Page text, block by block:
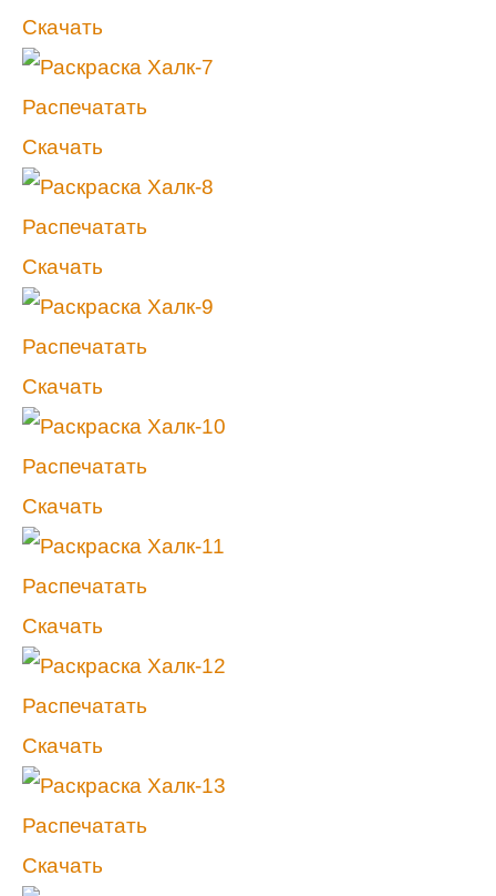
Скачать
Распечатать
Скачать
Распечатать
Скачать
Распечатать
Скачать
Распечатать
Скачать
Распечатать
Скачать
Распечатать
Скачать
Распечатать
Скачать